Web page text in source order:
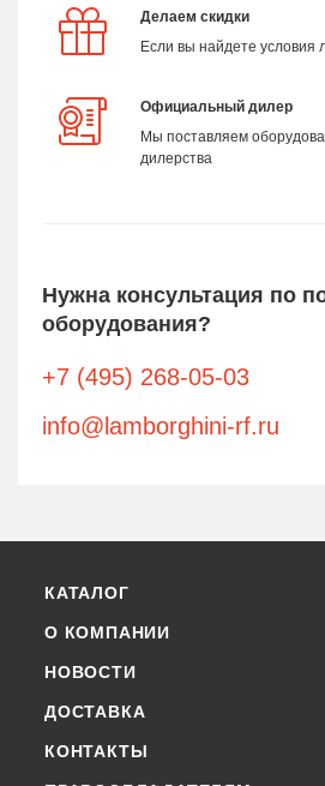
Делаем скидки
Если вы найдете условия
Официальный дилер
Мы поставляем
дилерства
Нужна консультация по
оборудования?
+7 (495) 268-05-03
info@lamborghini-rf.ru
КАТАЛОГ
О КОМПАНИИ
НОВОСТИ
ДОСТАВКА
КОНТАКТЫ